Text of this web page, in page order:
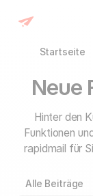
Startseite
Neue
Hinter den
Funktionen
rapidmail für
Alle Beiträge